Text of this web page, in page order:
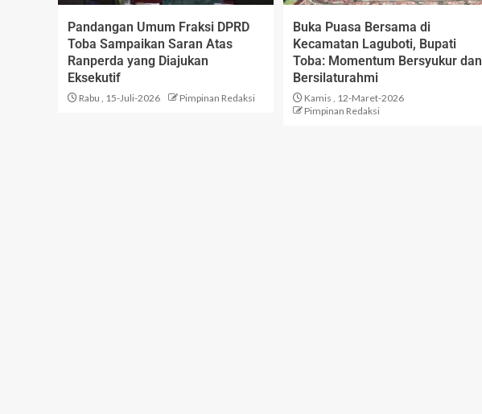
Pandangan Umum Fraksi DPRD
Toba Sampaikan Saran Atas
Ranperda yang Diajukan
Eksekutif
Rabu , 15-Juli-2026 Pimpinan Redaksi
Buka Puasa Bersama di
Kecamatan Laguboti, Bupati
Toba: Momentum Bersyukur dan
Bersilaturahmi
Kamis , 12-Maret-2026
Pimpinan Redaksi